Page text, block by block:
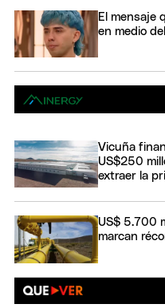
El mensaje
en medio
Vicuña
US$250
extraer la
US$ 5.700
marcan